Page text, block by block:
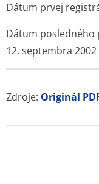
Dátum prvej
Dátum posledného
12. septembra 2002
Zdroje: Originál